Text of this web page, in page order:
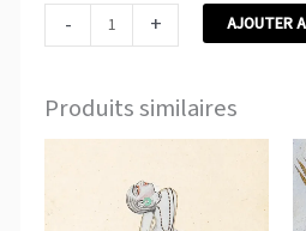
- + AJOUTER
Produits similaires